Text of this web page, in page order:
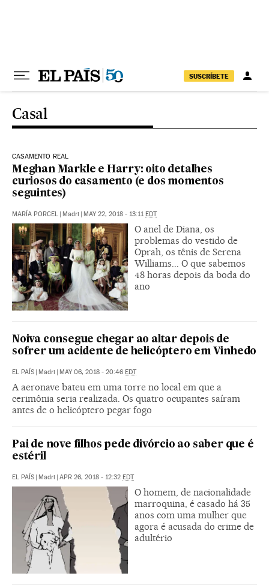
SUSCRÍBETE
Casal
CASAMENTO REAL
Meghan Markle e Harry: oito detalhes
curiosos do casamento (e dos momentos
seguintes)
MARÍA PORCEL | Madri | MAY 22, 2018 - 13:11EDT
O anel de Diana, os
problemas do vestido de
Oprah, os tênis de Serena
Williams... O que sabemos
48 horas depois da boda do
ano
Noiva consegue chegar ao altar depois de
sofrer um acidente de helicóptero em Vinhedo
EL PAÍS | Madri | MAY 06, 2018 - 20:46 EDT
A aeronave bateu em uma torre no local em que a
cerimônia seria realizada. Os quatro ocupantes saíram
antes de o helicóptero pegar fogo
Pai de nove filhos pede divórcio ao saber que é
estéril
EL PAÍS | Madri | APR 26, 2018 - 12:32 EDT
O homem, de nacionalidade
marroquina, é casado há 35
anos com uma mulher que
agora é acusada do crime de
adultério